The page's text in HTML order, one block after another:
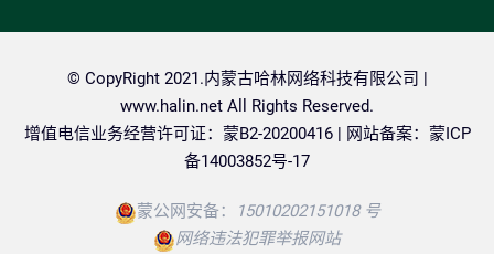
© CopyRight 2021.内蒙古哈林网络科技有限公司 |
www.halin.net All Rights Reserved.
增值电信业务经营许可证：蒙B2-20200416 | 网站备案： 蒙ICP
备14003852号-17
蒙公网安备：
15010202151018 号
网络违法犯罪举报网站